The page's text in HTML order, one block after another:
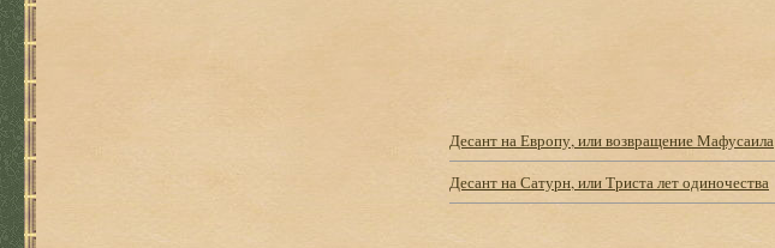
Десант на Европу, или возвращение Мафусаила
Десант на Сатурн, или Триста лет одиночества